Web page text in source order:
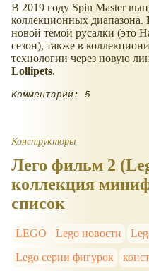
В 2019 году Spin Master
коллекционных диапазона.
новой темой русалки (это
сезон), также в
технологии через новую
Lollipets.
Комментарии: 5
Конструкторы
Лего фильм 2
коллекция
список
LEGO Lego новости
Lego серии фигурок